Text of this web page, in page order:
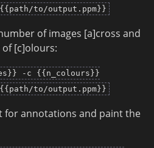
to/output.ppm}}
of images [a]cross and
[c]olours:
-c {{n_colours}}
to/output.ppm}}
for annotations and paint the